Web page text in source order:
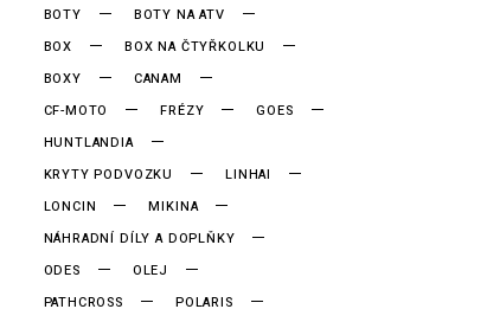
BOTY
BOTY NA ATV
BOX
BOX NA ČTYŘKOLKU
BOXY
CANAM
CF-MOTO
FRÉZY
GOES
HUNTLANDIA
KRYTY PODVOZKU
LINHAI
LONCIN
MIKINA
NÁHRADNÍ DÍLY A DOPLŇKY
ODES
OLEJ
PATHCROSS
POLARIS